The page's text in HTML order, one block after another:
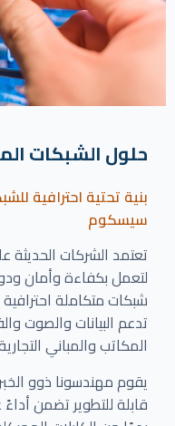
حلول الشبكات
بنية تحتية احترافية
سيسكوم
تعتمد الشركات الحديثة
لتعمل بكفاءة وأمان
شبكات متكاملة
تدعم البيانات والصوت
المكاتب والمباني
يقوم مهندسونا ذوو
قابلة للتطوير تضمن